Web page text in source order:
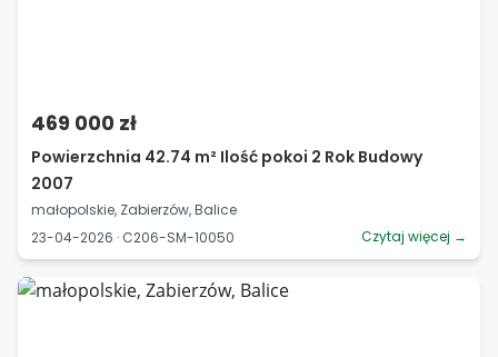
469 000 zł
Powierzchnia 42.74 m² Ilość pokoi 2 Rok Budowy
2007
małopolskie, Zabierzów, Balice
23-04-2026 · C206-SM-10050
Czytaj więcej →